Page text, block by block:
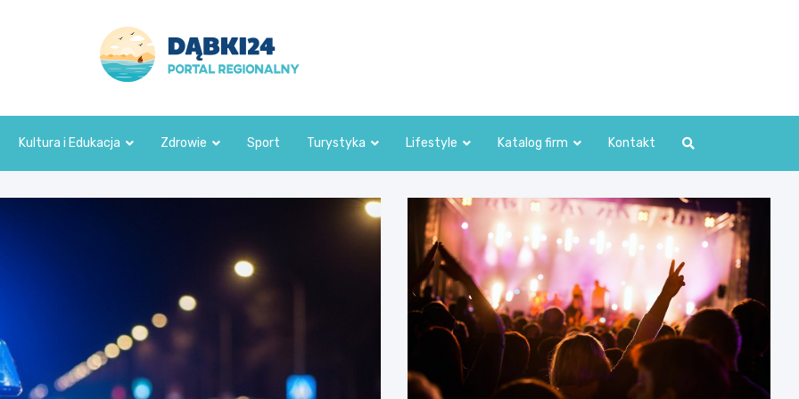
dabki24.pl
Kultura i Edukacja Zdrowie Sport Turystyka Lifestyle Katalog firm Kontakt